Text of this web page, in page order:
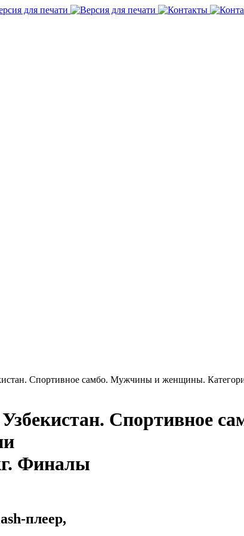
Спортивное самбо. Мужчины и женщины.
Спортивное
Финалы
плеер,